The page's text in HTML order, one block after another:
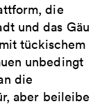
die
und das Gäu
tückischem
unbedingt
die
aber beileibe